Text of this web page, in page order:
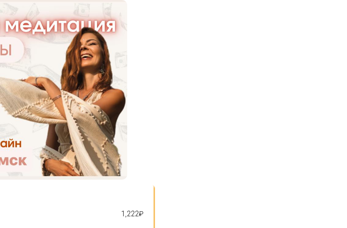
1,222₽